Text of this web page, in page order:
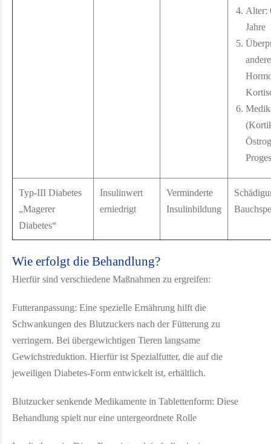
Alter:
Jahre
Typ-III Diabetes
„Magerer
Diabetes“
Insulinwert
erniedrigt
Verminderte
Insulinbildung
Wie erfolgt die Behandlung?
Hierfür sind verschiedene Maßnahmen zu ergreifen:
Futteranpassung: Eine spezielle Ernährung hilft die
Schwankungen des Blutzuckers nach der Fütterung zu
verringern. Bei übergewichtigen Tieren langsame
Gewichstreduktion. Hierfür ist Spezialfutter, die auf die
jeweiligen Diabetes-Form entwickelt ist, erhältlich.
Blutzucker senkende Medikamente in Tablettenform: Diese
Behandlung spielt nur eine untergeordnete Rolle